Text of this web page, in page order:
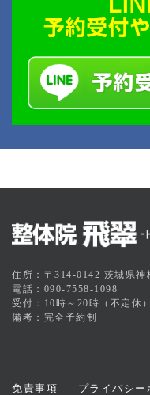
住所：〒314-0142 茨城県
電話：090-7558-1098
受付：10時～20時（不定休）
備考：完全予約制
免責事項 プライバシー